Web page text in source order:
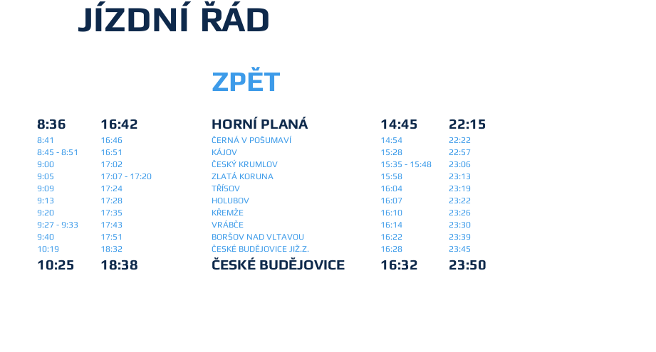
JÍZDNÍ ŘÁD
8:36 16:42
8:41
8:45 - 8:51
9:00
9:05
9:09
9:13
9:20
9:27 - 9:33
9:40
10:19
10:25
16:46
16:51
17:02
17:07 - 17:20
17:24
17:28
17:35
17:43
17:51
18:32
18:38
ZPĚT
HORNÍ PLANÁ 14:45 22:15
ČERNÁ V POŠUMAVÍ
KÁJOV
ČESKÝ KRUMLOV
ZLATÁ KORUNA
TŘÍSOV
HOLUBOV
KŘEMŽE
VRÁBČE
BORŠOV NAD VLTAVOU
ČESKÉ BUDĚJOVICE JIŽ.Z.
14:54
15:28
15:35 - 15:48
15:58
16:04
16:07
16:10
16:14
16:22
16:28
ČESKÉ BUDĚJOVICE 16:32
22:22
22:57
23:06
23:13
23:19
23:22
23:26
23:30
23:39
23:45
23:50